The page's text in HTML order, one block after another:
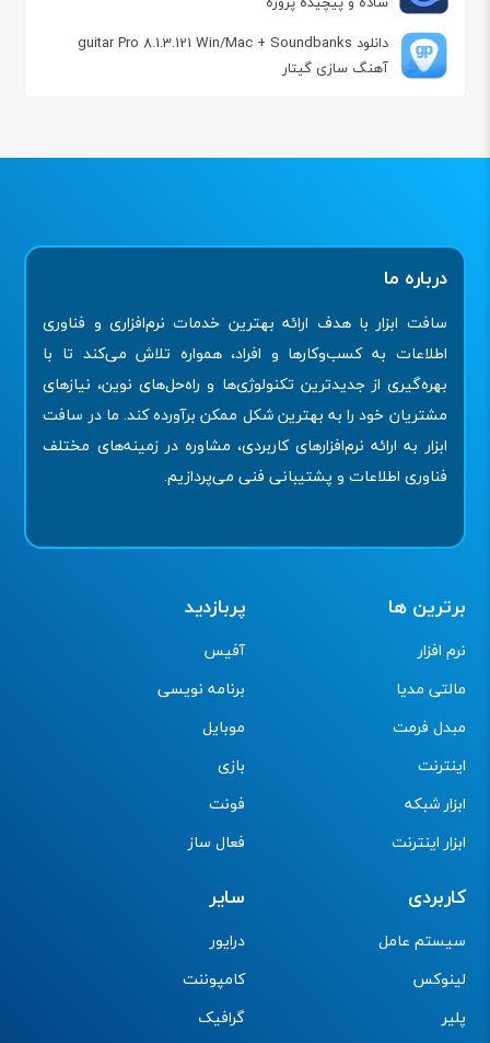
دانلود guitar Pro 8.1.3.121 Win/Mac + Soundbanks
آهنگ سازی گیتار
درباره ما
سافت ابزار با هدف ارائه بهترین خدمات نرم‌افزاری و فناوری
اطلاعات به کسب‌وکارها و افراد، همواره تلاش می‌کند تا با
بهره‌گیری از جدیدترین تکنولوژی‌ها و راه‌حل‌های نوین، نیازهای
مشتریان خود را به بهترین شکل ممکن برآورده کند. ما در سافت
ابزار به ارائه نرم‌افزارهای کاربردی، مشاوره در زمینه‌های مختلف
فناوری اطلاعات و پشتیبانی فنی می‌پردازیم.
برترین ها
نرم افزار
مالتی مدیا
مبدل فرمت
اینترنت
ابزار شبکه
ابزار اینترنت
پربازدید
آفیس
برنامه نویسی
موبایل
بازی
فونت
فعال ساز
کاربردی
سیستم عامل
لینوکس
پلیر
سایر
درایور
کامپوننت
گرافیک